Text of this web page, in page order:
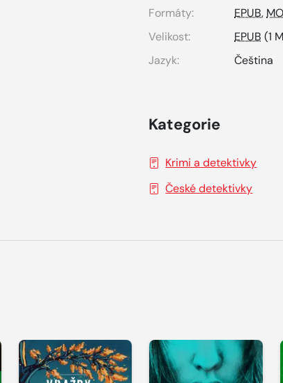
Formáty:
EPUB,
Velikost:
EPUB (1
Jazyk:
Čeština
Kategorie
Krimi a detektivky
České detektivky